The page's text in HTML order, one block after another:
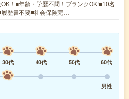
！■年齢・学歴不問！ブランクOK!■10名
履歴書不要■社会保険完…
30代 40代 50代
60代
男性